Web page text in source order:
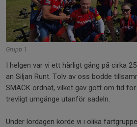
Grupp 1
I helgen var vi ett härligt gäng på cirka
an Siljan Runt. Tolv av oss bodde
SMACK ordnat, vilket gav gott om tid
trevligt umgänge utanför sadeln.
Under lördagen körde vi i olika